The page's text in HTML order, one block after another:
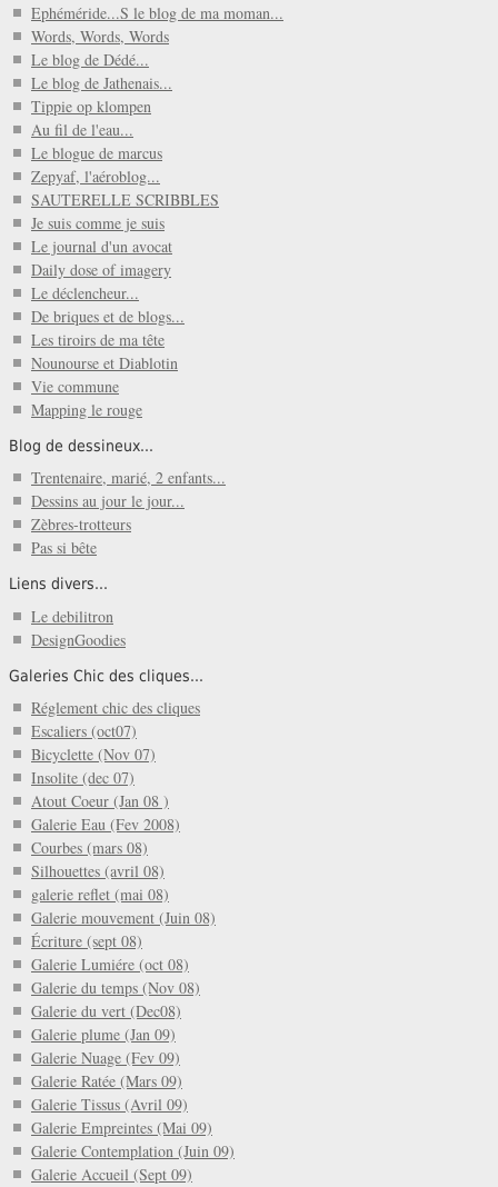
Ephéméride...S le blog de ma moman...
Words, Words, Words
Le blog de Dédé...
Le blog de Jathenais...
Tippie op klompen
Au fil de l'eau...
Le blogue de marcus
Zepyaf, l'aéroblog...
SAUTERELLE SCRIBBLES
Je suis comme je suis
Le journal d'un avocat
Daily dose of imagery
Le déclencheur...
De briques et de blogs...
Les tiroirs de ma tête
Nounourse et Diablotin
Vie commune
Mapping le rouge
Blog de dessineux...
Trentenaire, marié, 2 enfants...
Dessins au jour le jour...
Zèbres-trotteurs
Pas si bête
Liens divers...
Le debilitron
DesignGoodies
Galeries Chic des cliques...
Réglement chic des cliques
Escaliers (oct07)
Bicyclette (Nov 07)
Insolite (dec 07)
Atout Coeur (Jan 08 )
Galerie Eau (Fev 2008)
Courbes (mars 08)
Silhouettes (avril 08)
galerie reflet (mai 08)
Galerie mouvement (Juin 08)
Écriture (sept 08)
Galerie Lumiére (oct 08)
Galerie du temps (Nov 08)
Galerie du vert (Dec08)
Galerie plume (Jan 09)
Galerie Nuage (Fev 09)
Galerie Ratée (Mars 09)
Galerie Tissus (Avril 09)
Galerie Empreintes (Mai 09)
Galerie Contemplation (Juin 09)
Galerie Accueil (Sept 09)